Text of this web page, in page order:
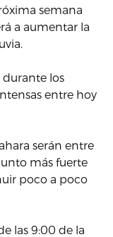
semana
a aumentar la
durante los
entre hoy
serán entre
más fuerte
poco a poco
las 9:00 de la